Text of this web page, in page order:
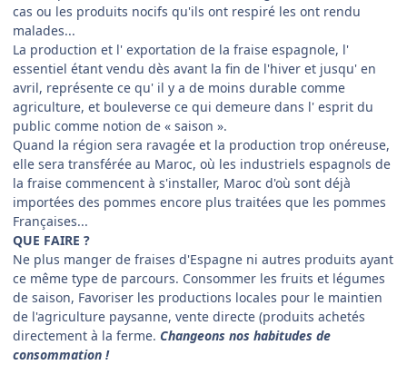
cas ou les produits nocifs qu'ils ont respiré les ont rendu
malades...
La production et l' exportation de la fraise espagnole, l'
essentiel étant vendu dès avant la fin de l'hiver et jusqu' en
avril, représente ce qu' il y a de moins durable comme
agriculture, et bouleverse ce qui demeure dans l' esprit du
public comme notion de « saison ».
Quand la région sera ravagée et la production trop onéreuse,
elle sera transférée au Maroc, où les industriels espagnols de
la fraise commencent à s'installer, Maroc d'où sont déjà
importées des pommes encore plus traitées que les pommes
Françaises...
QUE FAIRE ?
Ne plus manger de fraises d'Espagne ni autres produits ayant
ce même type de parcours. Consommer les fruits et légumes
de saison, Favoriser les productions locales pour le maintien
de l'agriculture paysanne, vente directe (produits achetés
directement à la ferme. Changeons nos habitudes de
consommation !